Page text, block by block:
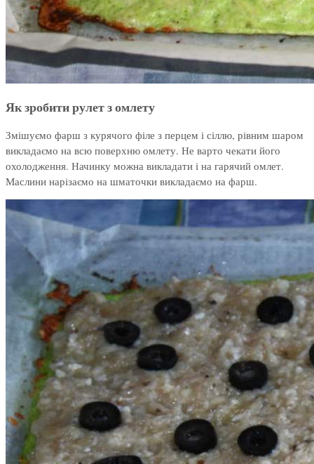
Як зробити рулет з омлету
Змішуємо фарш з курячого філе з перцем і сіллю, рівним шаром
викладаємо на всю поверхню омлету. Не варто чекати його
охолодження. Начинку можна викладати і на гарячий омлет.
Маслини нарізаємо на шматочки викладаємо на фарш.